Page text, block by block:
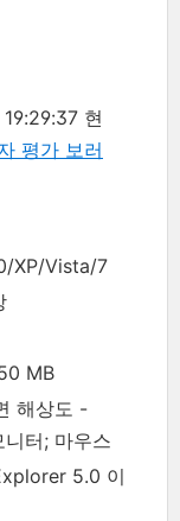
현
평가 보러
XP/Vista/7
MB
해상도 -
터; 마우스
5.0 이